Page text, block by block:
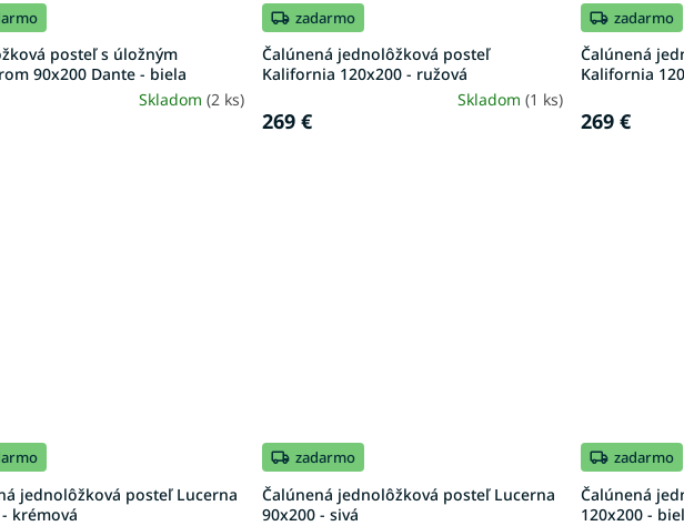
posteľ s úložným
90x200 Dante - biela
Skladom(2 ks)
zadarmo
Čalúnená jednolôžková posteľ
Kalifornia 120x200 - ružová
Skladom (1 ks)
269 €
zadarmo
Čalúnená
Kalifornia
269 €
jednolôžková posteľ Lucerna
krémová
zadarmo
Čalúnená jednolôžková posteľ Lucerna
90x200 - sivá
zadarmo
Čalúnená
120x200 -